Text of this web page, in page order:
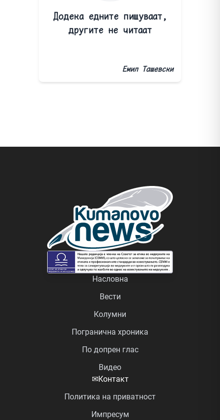
Додека едните пишуваат,
другите не читаат
Емил Ташевски
Насловна
Вести
Колумни
Погранична хроника
По допрен глас
Видео
✉Контакт
Политика на приватност
Импресум